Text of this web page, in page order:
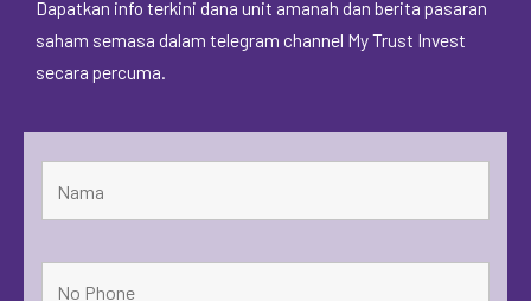
Dapatkan info terkini dana unit amanah dan berita pasaran
saham semasa dalam telegram channel My Trust Invest
secara percuma.